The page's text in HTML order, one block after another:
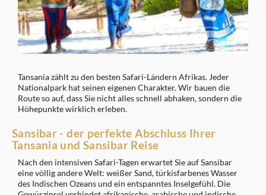
Tansania zählt zu den besten Safari-Ländern Afrikas. Jeder
Nationalpark hat seinen eigenen Charakter. Wir bauen die
Route so auf, dass Sie nicht alles schnell abhaken, sondern die
Höhepunkte wirklich erleben.
Sansibar - der perfekte Abschluss Ihrer
Tansania und Sansibar Reise
Nach den intensiven Safari-Tagen erwartet Sie auf Sansibar
eine völlig andere Welt: weißer Sand, türkisfarbenes Wasser
des Indischen Ozeans und ein entspanntes Inselgefühl. Die